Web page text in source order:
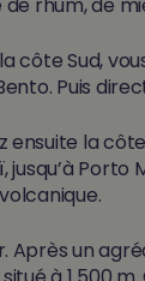
rhum, de
côte Sud,
Puis
ensuite la
jusqu’à Porto
Après un